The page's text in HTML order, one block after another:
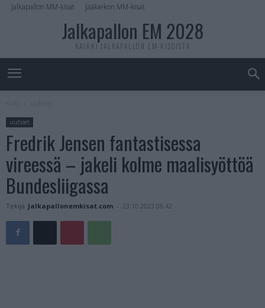
Jalkapallon MM-kisat Jääkiekon MM-kisat
Jalkapallon EM 2028
KAIKKI JALKAPALLON EM-KISOISTA
uutiset
Fredrik Jensen fantastisessa
vireessä – jakeli kolme maalisyöttöä
Bundesliigassa
Tekijä Jalkapallonemkisat.com - 23.10.2023 08:42